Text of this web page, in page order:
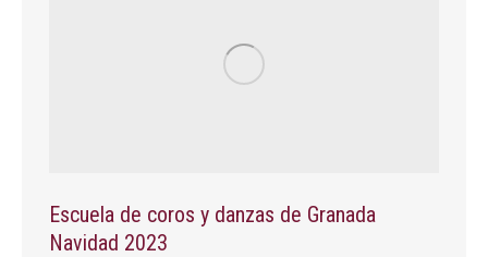
Escuela de coros y danzas de Granada
Navidad 2023